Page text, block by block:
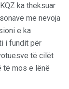
ka theksuar
me nevoja
e ka
i fundit për
të cilët
të mos e lënë